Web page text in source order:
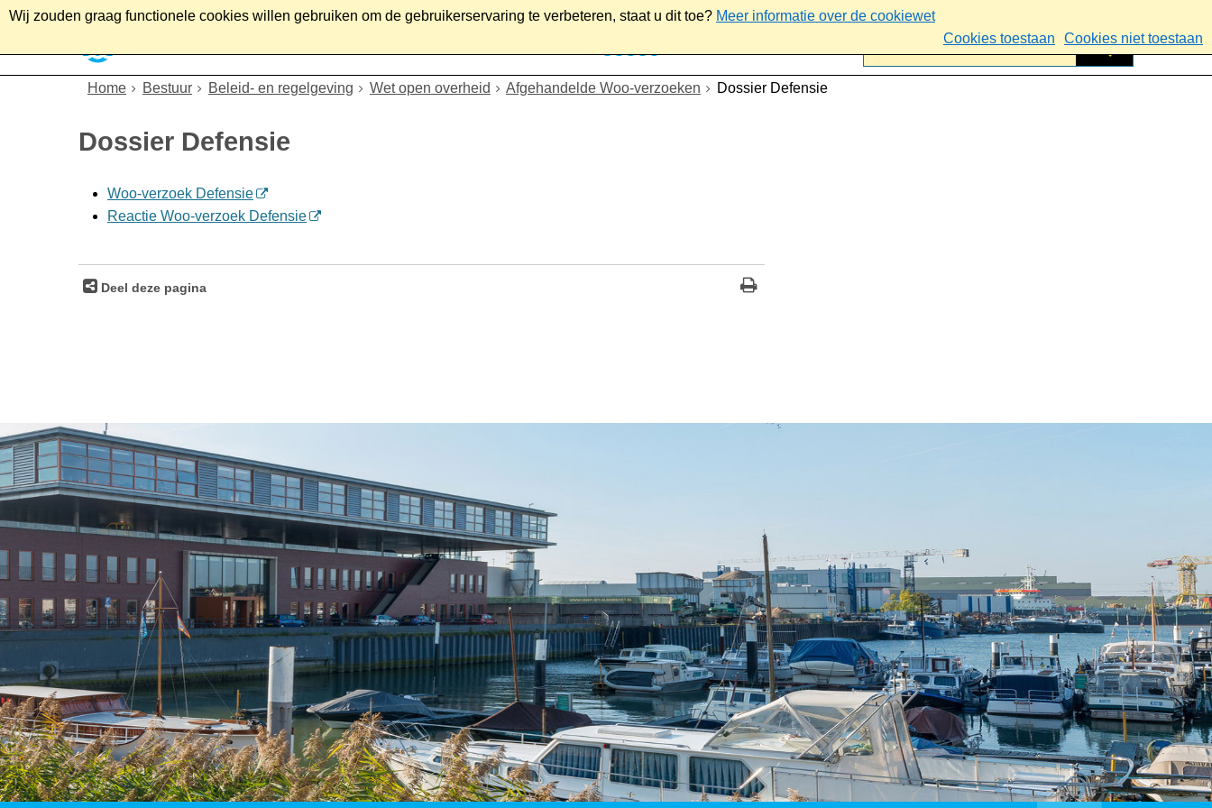
Wij zouden graag functionele cookies willen gebruiken om de gebruikerservaring te verbeteren, staat u dit toe? Meer informatie over de cookiewet
Cookies toestaan
Cookies niet toestaan
Home Bestuur Beleid- en regelgeving Wet open overheid Afgehandelde Woo-verzoeken Dossier Defensie
Dossier Defensie
Woo-verzoek Defensie
Reactie Woo-verzoek Defensie
Deel deze pagina